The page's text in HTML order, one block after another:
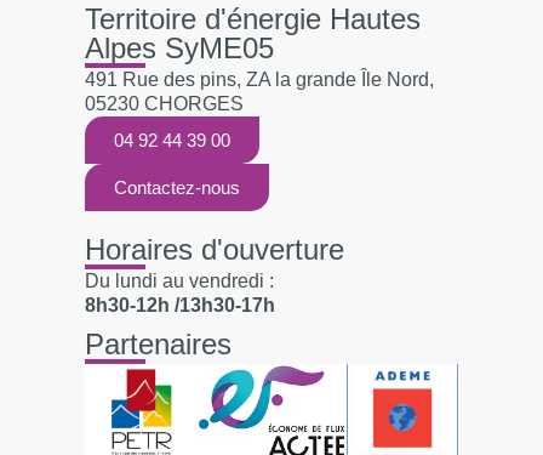
Territoire d'énergie Hautes
Alpes SyME05
491 Rue des pins, ZA la grande Île Nord,
05230 CHORGES
04 92 44 39 00
Contactez-nous
Horaires d'ouverture
Du lundi au vendredi :
8h30-12h /13h30-17h
Partenaires